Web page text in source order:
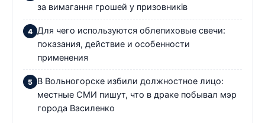
за вимагання грошей у призовників
Для чего используются облепиховые свечи:
показания, действие и особенности
применения
В Вольногорске избили должностное лицо:
местные СМИ пишут, что в драке побывал мэр
города Василенко